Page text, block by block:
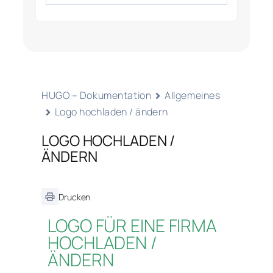
HUGO – Dokumentation
Allgemeines
Logo hochladen / ändern
LOGO HOCHLADEN /
ÄNDERN
Drucken
LOGO FÜR EINE FIRMA
HOCHLADEN /
ÄNDERN